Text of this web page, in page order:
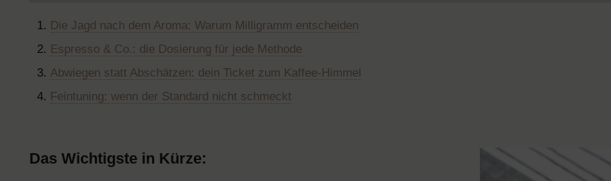
Die Jagd nach dem Aroma: Warum Milligramm entscheiden
Espresso & Co.: die Dosierung für jede Methode
Abwiegen statt Abschätzen: dein Ticket zum Kaffee-Himmel
Feintuning: wenn der Standard nicht schmeckt
Das Wichtigste in Kürze: